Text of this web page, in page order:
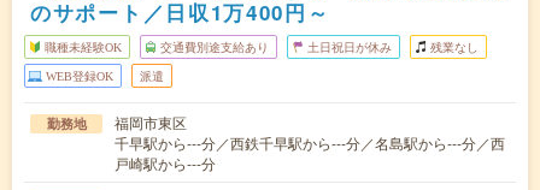
のサポート／日収1万400円～
職種未経験OK 交通費別途支給あり 土日祝日が休み 残業なし
WEB登録OK 派遣
勤務地
福岡市東区
千早駅から---分／西鉄千早駅から---分／名島駅から---分／西
戸崎駅から---分